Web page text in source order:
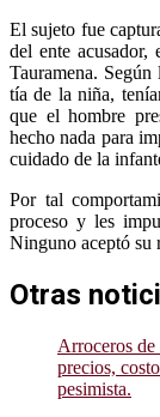
El sujeto fue
del ente
Tauramena.
tía de la niña,
que el hombre
hecho nada para
cuidado de la
Por tal
proceso y les
Ninguno aceptó su
Otras
Arroceros de
precios,
pesimista.